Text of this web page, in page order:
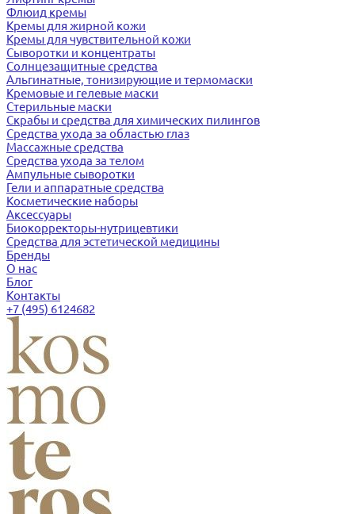
Флюид кремы
Кремы для жирной кожи
Кремы для чувствительной кожи
Сыворотки и концентраты
Солнцезащитные средства
Альгинатные, тонизирующие и термомаски
Кремовые и гелевые маски
Стерильные маски
Скрабы и средства для химических пилингов
Средства ухода за областью глаз
Массажные средства
Средства ухода за телом
Ампульные сыворотки
Гели и аппаратные средства
Косметические наборы
Аксессуары
Биокорректоры-нутрицевтики
Средства для эстетической медицины
Бренды
О нас
Блог
Контакты
+7 (495) 6124682